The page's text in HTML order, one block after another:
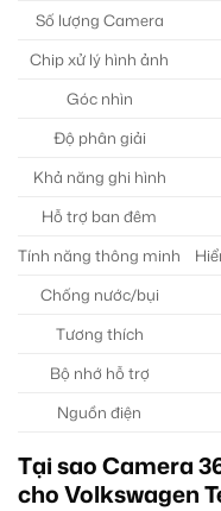
Số lượng Camera
Chip xử lý hình ảnh
Góc nhìn
Độ phân giải
Khả năng ghi hình
Hỗ trợ ban đêm
Tính năng thông minh
Chống nước/bụi
Tương thích
Bộ nhớ hỗ trợ
Nguồn điện
Tại sao Camera
cho Volkswagen